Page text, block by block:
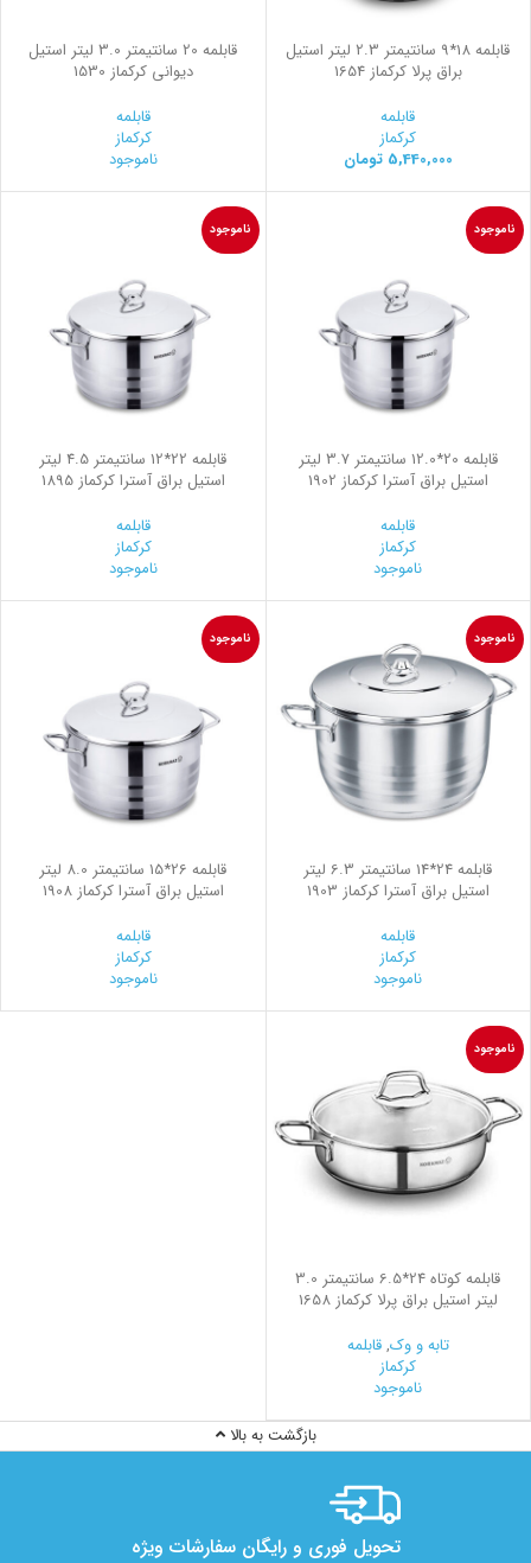
قابلمه 18*9 سانتیمتر 2.3 لیتر استیل
براق پرلا کرکماز 1654
قابلمه
کرکماز
5,440,000 تومان
قابلمه 20 سانتیمتر 3.0 لیتر استیل
ديواني کرکماز 1530
قابلمه
کرکماز
ناموجود
ناموجود
قابلمه 20*12.0 سانتیمتر 3.7 لیتر
استیل براق آسترا کرکماز 1902
قابلمه
کرکماز
ناموجود
ناموجود
قابلمه 22*12 سانتیمتر 4.5 لیتر
استیل براق آسترا کرکماز 1895
قابلمه
کرکماز
ناموجود
ناموجود
قابلمه 24*14 سانتیمتر 6.3 لیتر
استیل براق آسترا کرکماز 1903
قابلمه
کرکماز
ناموجود
ناموجود
قابلمه 26*15 سانتیمتر 8.0 لیتر
استیل براق آسترا کرکماز 1908
قابلمه
کرکماز
ناموجود
ناموجود
قابلمه کوتاه 24*6.5 سانتیمتر 3.0
لیتر استیل براق پرلا کرکماز 1658
تابه و وک,قابلمه
کرکماز
ناموجود
بازگشت به بالا
تحویل فوری و رایگان سفارشات ویژه